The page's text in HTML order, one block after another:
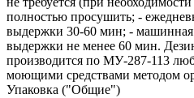
полностью просушить; -
выдержки 30-60 мин; - машинная
выдержки не менее 60 мин.
производится по МУ‐287‐113
моющими средствами методом
Упаковка ("Общие")